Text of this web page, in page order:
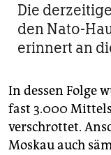
Die
den Nato-
erinnert an
In dessen Folge
fast 3.000
verschrottet.
Moskau auch